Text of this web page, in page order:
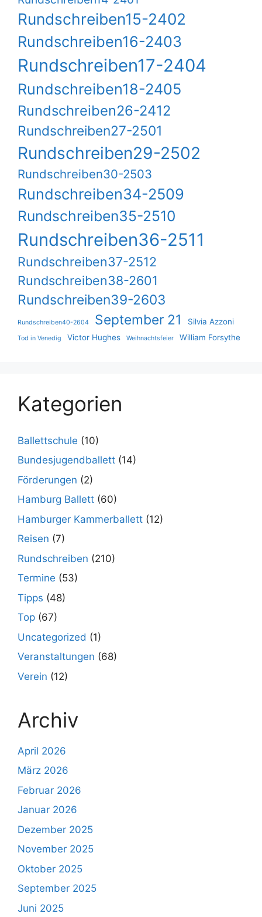
Rundschreiben15-2402
Rundschreiben16-2403
Rundschreiben17-2404
Rundschreiben18-2405
Rundschreiben26-2412
Rundschreiben27-2501
Rundschreiben29-2502
Rundschreiben30-2503
Rundschreiben34-2509
Rundschreiben35-2510
Rundschreiben36-2511
Rundschreiben37-2512
Rundschreiben38-2601
Rundschreiben39-2603
Rundschreiben40-2604 September 21 Silvia Azzoni
Tod in Venedig Victor Hughes Weihnachtsfeier William Forsythe
Kategorien
Ballettschule (10)
Bundesjugendballett (14)
Förderungen (2)
Hamburg Ballett (60)
Hamburger Kammerballett (12)
Reisen (7)
Rundschreiben (210)
Termine (53)
Tipps (48)
Top (67)
Uncategorized (1)
Veranstaltungen (68)
Verein (12)
Archiv
April 2026
März 2026
Februar 2026
Januar 2026
Dezember 2025
November 2025
Oktober 2025
September 2025
Juni 2025